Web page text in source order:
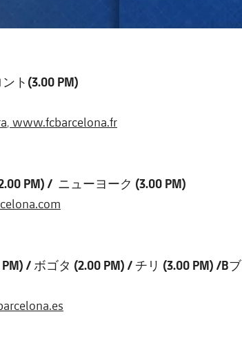
ト(3.00 PM)
, www.fcbarcelona.fr
PM) / ニューヨーク (3.00 PM)
/ ボゴタ (2.00 PM) / チリ (3.00 PM) /Bブ